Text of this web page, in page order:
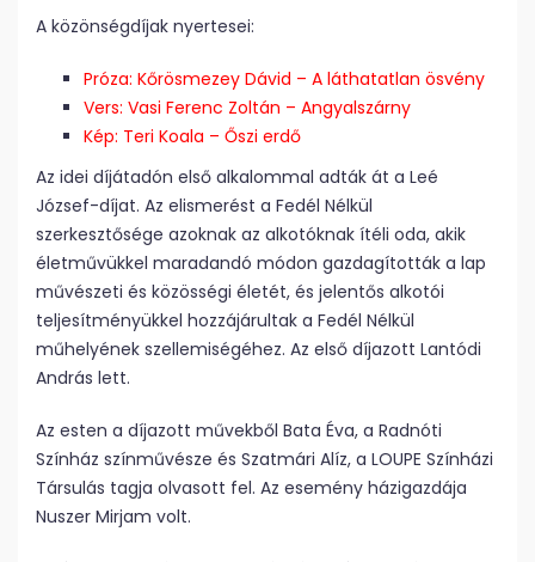
A közönségdíjak nyertesei:
Próza: Kőrösmezey Dávid – A láthatatlan ösvény
Vers: Vasi Ferenc Zoltán – Angyalszárny
Kép: Teri Koala – Őszi erdő
Az idei díjátadón első alkalommal adták át a Leé
József-díjat. Az elismerést a Fedél Nélkül
szerkesztősége azoknak az alkotóknak ítéli oda, akik
életművükkel maradandó módon gazdagították a lap
művészeti és közösségi életét, és jelentős alkotói
teljesítményükkel hozzájárultak a Fedél Nélkül
műhelyének szellemiségéhez. Az első díjazott Lantódi
András lett.
Az esten a díjazott művekből Bata Éva, a Radnóti
Színház színművésze és Szatmári Alíz, a LOUPE Színházi
Társulás tagja olvasott fel. Az esemény házigazdája
Nuszer Mirjam volt.